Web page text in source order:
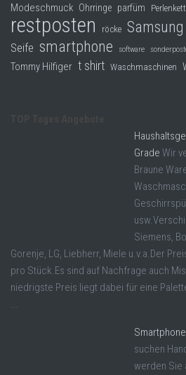
Modeschmuck Ohrringe parfüm
restposten röcke Samsung
Seife smartphone software
Tommy Hilfiger t shirt Waschmaschinen
Grade Wir
Braune
Siemens,
Gorenje, LG, Liebherr, Miele u.v.a.Der
pro Stück.Es sind auf Nachfrage auch
niedrigste Preis liegt dabei für eine
...
suchen
werden Sie